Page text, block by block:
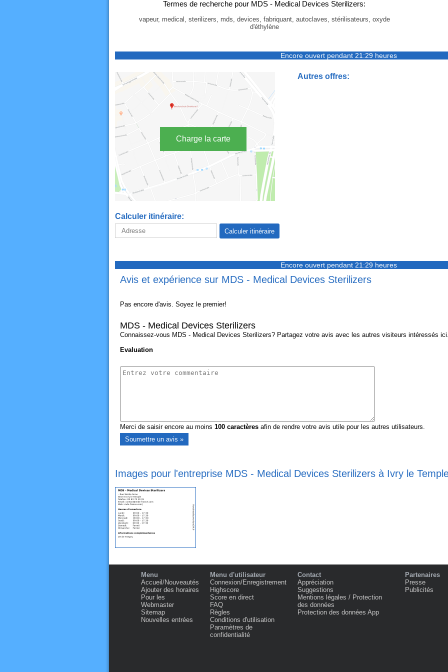
Termes de recherche pour MDS - Medical Devices Sterilizers:
vapeur, medical, sterilizers, mds, devices, fabriquant, autoclaves, stérilisateurs, oxyde
d'éthylène
Encore ouvert pendant 21:29 heures
Charge la carte
Calculer itinéraire:
Autres offres:
Encore ouvert pendant 21:29 heures
Avis et expérience sur MDS - Medical Devices Sterilizers
Pas encore d'avis. Soyez le premier!
MDS - Medical Devices Sterilizers
Connaissez-vous MDS - Medical Devices Sterilizers? Partagez votre avis avec les autres visiteurs intéressés
Evaluation
Merci de saisir encore au moins 100caractèresafin de rendre votre avis utile pour les autres utilisateurs.
Images pour l'entreprise MDS - Medical Devices Sterilizers à Ivry le
Menu
Accueil/Nouveautés
Ajouter des horaires
Pour les
Webmaster
Sitemap
Nouvelles entrées
Menu d'utilisateur
Connexion/Enregistrement
Highscore
Score en direct
FAQ
Règles
Conditions d'utilisation
Paramètres de
confidentialité
Contact
Appréciation
Suggestions
Mentions légales / Protection
des données
Protection des données App
Partenaires
Presse
Publicités